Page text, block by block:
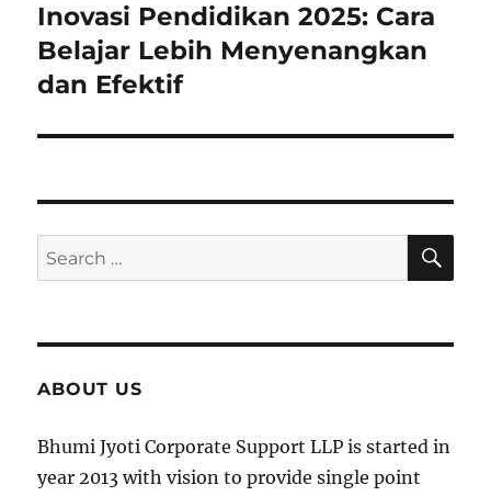
Next
post:
Inovasi Pendidikan 2025: Cara
Belajar Lebih Menyenangkan
dan Efektif
Search
for:
ABOUT US
Bhumi Jyoti Corporate Support LLP is started in
year 2013 with vision to provide single point